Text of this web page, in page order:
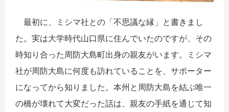
最初に、ミシマ社との「不思議な縁」と書きまし
た。実は大学時代山口県に住んでいたのですが、その
時知り合った周防大島町出身の親友がいます。ミシマ
社が周防大島に何度も訪れていることを、サポーター
になってから知りました。本州と周防大島を結ぶ唯一
の橋が壊れて大変だった話は、親友の手紙を通じて知